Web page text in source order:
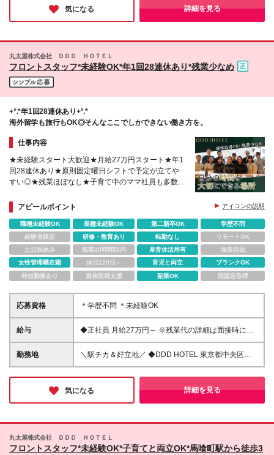
なお店を創り上げていく楽しさを味わいに、ぜひ応募してみては
いかがでしょうか？
気になる 詳細を見る
丸太屋株式会社 ＤＤＤ ＨＯＴＥＬ
フロントスタッフ*未経験OK*年1回28連休あり*残業少なめ
+°.*年1回28連休あり+°.*
海外留学も旅行もOK◎そんなここでしかできない働き方を。
仕事内容
★未経験スタート大歓迎★月給27万円スタート★年1
回28連休あり★原則固定曜日シフトで予定が立てや
すい◎★残業ほぼなし★子育て中のママ社員も多数活
アピールポイント
アイコンの説明
職種未経験OK 業種未経験OK 第二新卒OK
学歴不問
経験者限定
研修・教育あり 転勤なし
リモートOK
土日祝休み
残業20時間以内 産育休活用有
服装自由
女性管理職在籍
休日120日～ 育児と両立
ブランクOK
時短勤務あり
資格取得支援 副業OK 国認定取得
応募資格 ＊学歴不問 ＊未経験OK
給与
◆正社員 月給27万円～ ※残業代の詳細は面接時に説
明いたします ※試用期間6ヵ月あり。期間中の給与・
待遇の差異はありません
勤務地
＼駅チカ＆好立地／ ◆DDD HOTEL 東京都中央区日
本橋馬喰町2-2-1 (変更の範囲)上記を除く当社関連勤
務地
気になる
詳細を見る
丸太屋株式会社 ＤＤＤ ＨＯＴＥＬ
フロントスタッフ*未経験OK*子育てと両立OK*馬喰町駅から徒歩3